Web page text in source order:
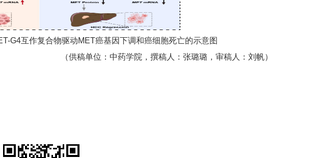
G4互作复合物驱动MET癌基因下调和癌细胞死亡的示意图
（供稿单位：中药学院，撰稿人：张璐璐，审稿人：刘帆）